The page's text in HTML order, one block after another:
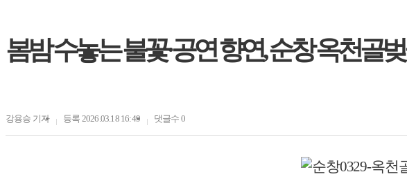
봄밤 수놓는 불꽃·공연 향연, 순창 옥천골
강용승 기자 등록 2026.03.18 16:49 댓글수 0